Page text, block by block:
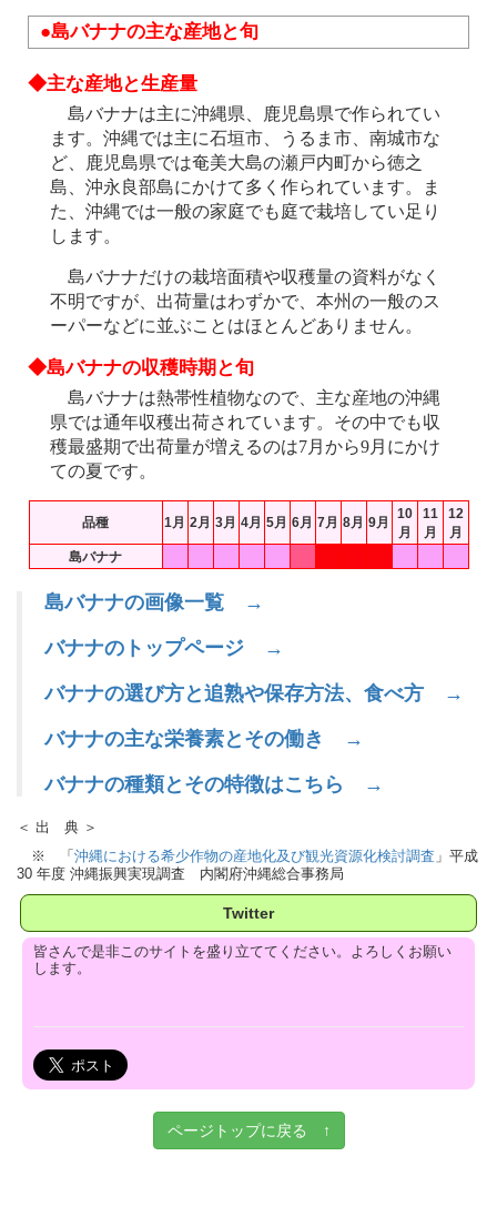
●島バナナの主な産地と旬
◆主な産地と生産量
島バナナは主に沖縄県、鹿児島県で作られてい
ます。沖縄では主に石垣市、うるま市、南城市な
ど、鹿児島県では奄美大島の瀬戸内町から徳之
島、沖永良部島にかけて多く作られています。ま
た、沖縄では一般の家庭でも庭で栽培してい足り
します。
島バナナだけの栽培面積や収穫量の資料がなく
不明ですが、出荷量はわずかで、本州の一般のス
ーパーなどに並ぶことはほとんどありません。
◆島バナナの収穫時期と旬
島バナナは熱帯性植物なので、主な産地の沖縄
県では通年収穫出荷されています。その中でも収
穫最盛期で出荷量が増えるのは7月から9月にかけ
ての夏です。
品種 1月 2月 3月 4月 5月 6月 7月 8月 9月
10
月
11
月
12
月
島バナナ
島バナナの画像一覧 →
バナナのトップページ →
バナナの選び方と追熟や保存方法、食べ方 →
バナナの主な栄養素とその働き →
バナナの種類とその特徴はこちら →
＜ 出 典 ＞
※ 「 沖縄における希少作物の産地化及び観光資源化検討調査 」平成
30 年度 沖縄振興実現調査 内閣府沖縄総合事務局
Twitter
皆さんで是非このサイトを盛り立ててください。よろしくお願い
します。
ページトップに戻る ↑